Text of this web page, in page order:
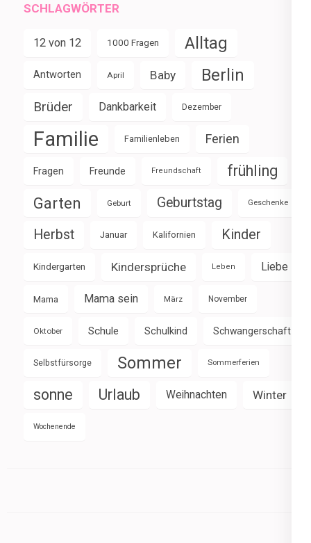
SCHLAGWÖRTER
12 von 12 1000 Fragen Alltag
Antworten April Baby Berlin
Brüder Dankbarkeit Dezember
Familie Familienleben Ferien
Fragen Freunde Freundschaft frühling
Garten Geburt Geburtstag Geschenke
Herbst Januar Kalifornien Kinder
Kindergarten Kindersprüche Leben Liebe
Mama Mama sein März November
Oktober Schule Schulkind Schwangerschaft
Selbstfürsorge Sommer Sommerferien
sonne Urlaub Weihnachten Winter
Wochenende